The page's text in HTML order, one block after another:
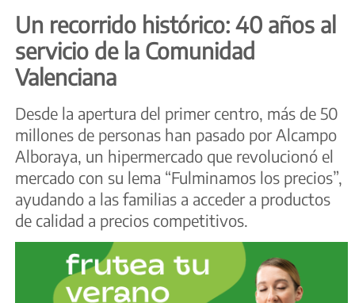
Un recorrido histórico: 40 años al
servicio de la Comunidad
Valenciana
Desde la apertura del primer centro, más de 50
millones de personas han pasado por Alcampo
Alboraya, un hipermercado que revolucionó el
mercado con su lema “Fulminamos los precios”,
ayudando a las familias a acceder a productos
de calidad a precios competitivos.